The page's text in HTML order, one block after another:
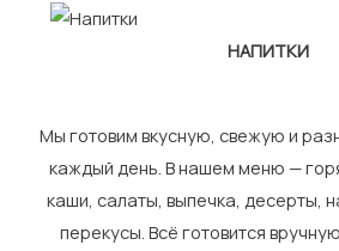
НАПИТКИ
Мы готовим вкусную, свежую и
каждый день. В нашем меню —
каши, салаты, выпечка, десерты,
перекусы. Всё готовится